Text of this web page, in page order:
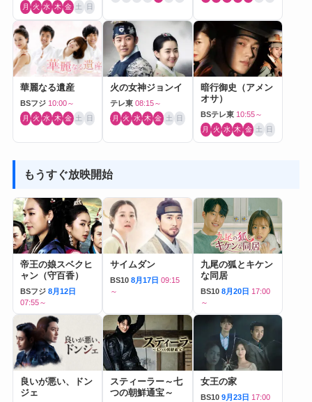
月 火 水 木 金 土 日
華麗なる遺産
BSフジ 10:00～
月 火 水 木 金 土 日
火の女神ジョンイ
テレ東 08:15～
月 火 水 木 金 土 日
暗行御史（アメン
オサ）
BSテレ東 10:55～
月 火 水 木 金 土 日
もうすぐ放映開始
帝王の娘スベクヒ
ャン（守百香）
BSフジ 8月12日
07:55～
サイムダン
BS10 8月17日 09:15
～
九尾の狐とキケン
な同居
BS10 8月20日 17:00
～
良いが悪い、ドン
ジェ
スティーラー～七
つの朝鮮通宝～
女王の家
BS10 9月23日 17:00